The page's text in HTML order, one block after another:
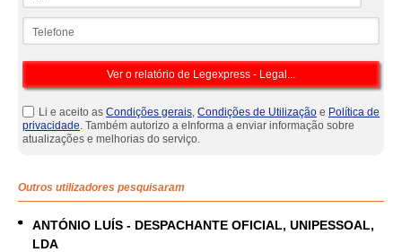
Li e aceito as Condições gerais, Condições de Utilização e Política de
privacidade. Também autorizo a eInforma a enviar informação sobre
atualizações e melhorias do serviço.
Outros utilizadores pesquisaram
ANTÓNIO LUÍS - DESPACHANTE OFICIAL, UNIPESSOAL,
LDA